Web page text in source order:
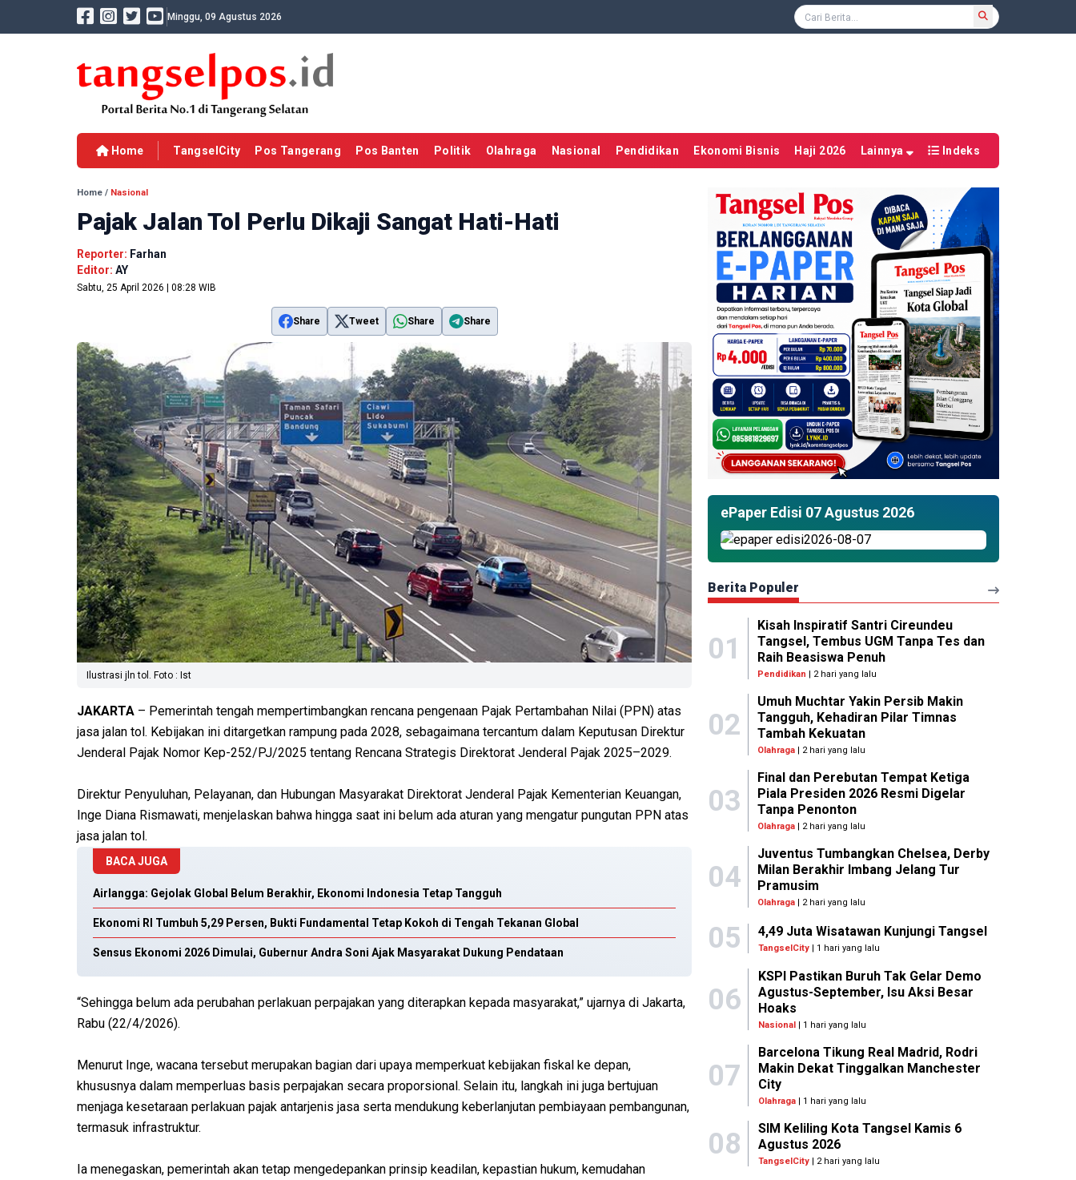
Minggu, 09 Agustus 2026
Home TangselCity Pos Tangerang Pos Banten Politik Olahraga Nasional Pendidikan Ekonomi Bisnis Haji 2026 Lainnya Indeks
Home / Nasional
Pajak Jalan Tol Perlu Dikaji Sangat Hati-Hati
Reporter: Farhan
Editor: AY
Sabtu, 25 April 2026 | 08:28 WIB
Share Tweet Share Share
Ilustrasi jln tol. Foto : Ist
JAKARTA – Pemerintah tengah mempertimbangkan rencana pengenaan Pajak Pertambahan Nilai (PPN) atas
jasa jalan tol. Kebijakan ini ditargetkan rampung pada 2028, sebagaimana tercantum dalam Keputusan Direktur
Jenderal Pajak Nomor Kep-252/PJ/2025 tentang Rencana Strategis Direktorat Jenderal Pajak 2025–2029.
Direktur Penyuluhan, Pelayanan, dan Hubungan Masyarakat Direktorat Jenderal Pajak Kementerian Keuangan,
Inge Diana Rismawati, menjelaskan bahwa hingga saat ini belum ada aturan yang mengatur pungutan PPN atas
jasa jalan tol.
BACA JUGA
Airlangga: Gejolak Global Belum Berakhir, Ekonomi Indonesia Tetap Tangguh
Ekonomi RI Tumbuh 5,29 Persen, Bukti Fundamental Tetap Kokoh di Tengah Tekanan Global
Sensus Ekonomi 2026 Dimulai, Gubernur Andra Soni Ajak Masyarakat Dukung Pendataan
“Sehingga belum ada perubahan perlakuan perpajakan yang diterapkan kepada masyarakat,” ujarnya di Jakarta,
Rabu (22/4/2026).
Menurut Inge, wacana tersebut merupakan bagian dari upaya memperkuat kebijakan fiskal ke depan,
khususnya dalam memperluas basis perpajakan secara proporsional. Selain itu, langkah ini juga bertujuan
menjaga kesetaraan perlakuan pajak antarjenis jasa serta mendukung keberlanjutan pembiayaan pembangunan,
termasuk infrastruktur.
Ia menegaskan, pemerintah akan tetap mengedepankan prinsip keadilan, kepastian hukum, kemudahan
ePaper Edisi 07 Agustus 2026
Berita Populer
01
Kisah Inspiratif Santri Cireundeu
Tangsel, Tembus UGM Tanpa Tes dan
Raih Beasiswa Penuh
Pendidikan | 2 hari yang lalu
02
Umuh Muchtar Yakin Persib Makin
Tangguh, Kehadiran Pilar Timnas
Tambah Kekuatan
Olahraga | 2 hari yang lalu
03
Final dan Perebutan Tempat Ketiga
Piala Presiden 2026 Resmi Digelar
Tanpa Penonton
Olahraga | 2 hari yang lalu
04
Juventus Tumbangkan Chelsea, Derby
Milan Berakhir Imbang Jelang Tur
Pramusim
Olahraga | 2 hari yang lalu
05 4,49 Juta Wisatawan Kunjungi Tangsel
TangselCity | 1 hari yang lalu
06
KSPI Pastikan Buruh Tak Gelar Demo
Agustus-September, Isu Aksi Besar
Hoaks
Nasional | 1 hari yang lalu
07
Barcelona Tikung Real Madrid, Rodri
Makin Dekat Tinggalkan Manchester
City
Olahraga| 1 hari yang lalu
08
SIM Keliling Kota Tangsel Kamis 6
Agustus 2026
TangselCity| 2 hari yang lalu